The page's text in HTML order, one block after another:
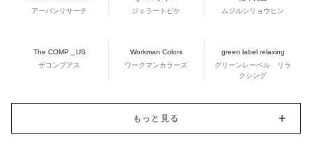
アーバンリサーチ
ジェラートピケ
ムジルシリョウヒン
The COMP＿US
ザコンプアス
Workman Colors
ワークマンカラーズ
green label relaxing
グリーンレーベル リラ
クシング
もっと見る